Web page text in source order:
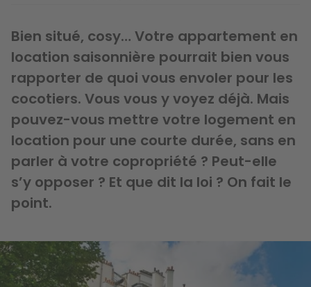
Bien situé, cosy… Votre appartement en
location saisonnière pourrait bien vous
rapporter de quoi vous envoler pour les
cocotiers. Vous vous y voyez déjà. Mais
pouvez-vous mettre votre logement en
location pour une courte durée, sans en
parler à votre copropriété ? Peut-elle
s’y opposer ? Et que dit la loi ? On fait le
point.
Image